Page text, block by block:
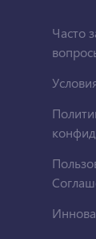
Часто